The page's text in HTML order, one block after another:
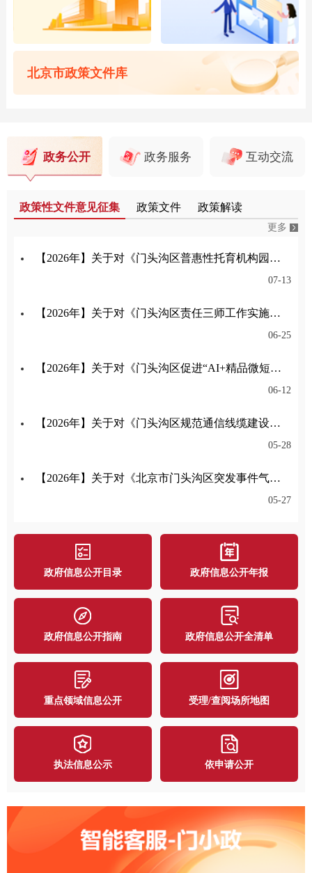
北京市政策文件库
政务公开 政务服务 互动交流
政策性文件意见征集 政策文件 政策解读
更多
【2026年】关于对《门头沟区普惠性托育机构园所认定与管理实施细则》公开征集意见的公告
07-13
【2026年】关于对《门头沟区责任三师工作实施细则（试行）（征求意见稿）》公开征集意见的公告
06-25
【2026年】关于对《门头沟区促进“AI+精品微短剧（动漫剧）”产业高质量发展的意见》公开征集意见的公告
06-12
【2026年】关于对《门头沟区规范通信线缆建设管理办法征求意见稿》公开征集意见的公告
05-28
【2026年】关于对《北京市门头沟区突发事件气象应急保障预案》公开征集意见的公告
05-27
政府信息公开目录 政府信息公开年报
政府信息公开指南 政府信息公开全清单
重点领域信息公开 受理/查阅场所地图
执法信息公示 依申请公开